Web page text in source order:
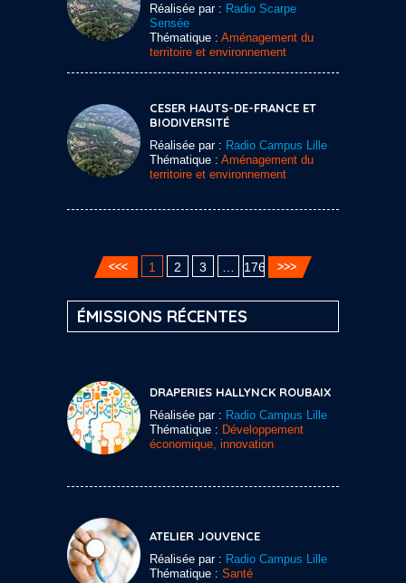
Réalisée par : Radio Scarpe
Sensée
Thématique : Aménagement du
territoire et environnement
CESER HAUTS-DE-FRANCE ET
BIODIVERSITÉ
Réalisée par : Radio Campus Lille
Thématique : Aménagement du
territoire et environnement
1 2 3 176
ÉMISSIONS RÉCENTES
DRAPERIES HALLYNCK ROUBAIX
Réalisée par : Radio Campus Lille
Thématique : Développement
économique, innovation
ATELIER JOUVENCE
Réalisée par : Radio Campus Lille
Thématique : Santé